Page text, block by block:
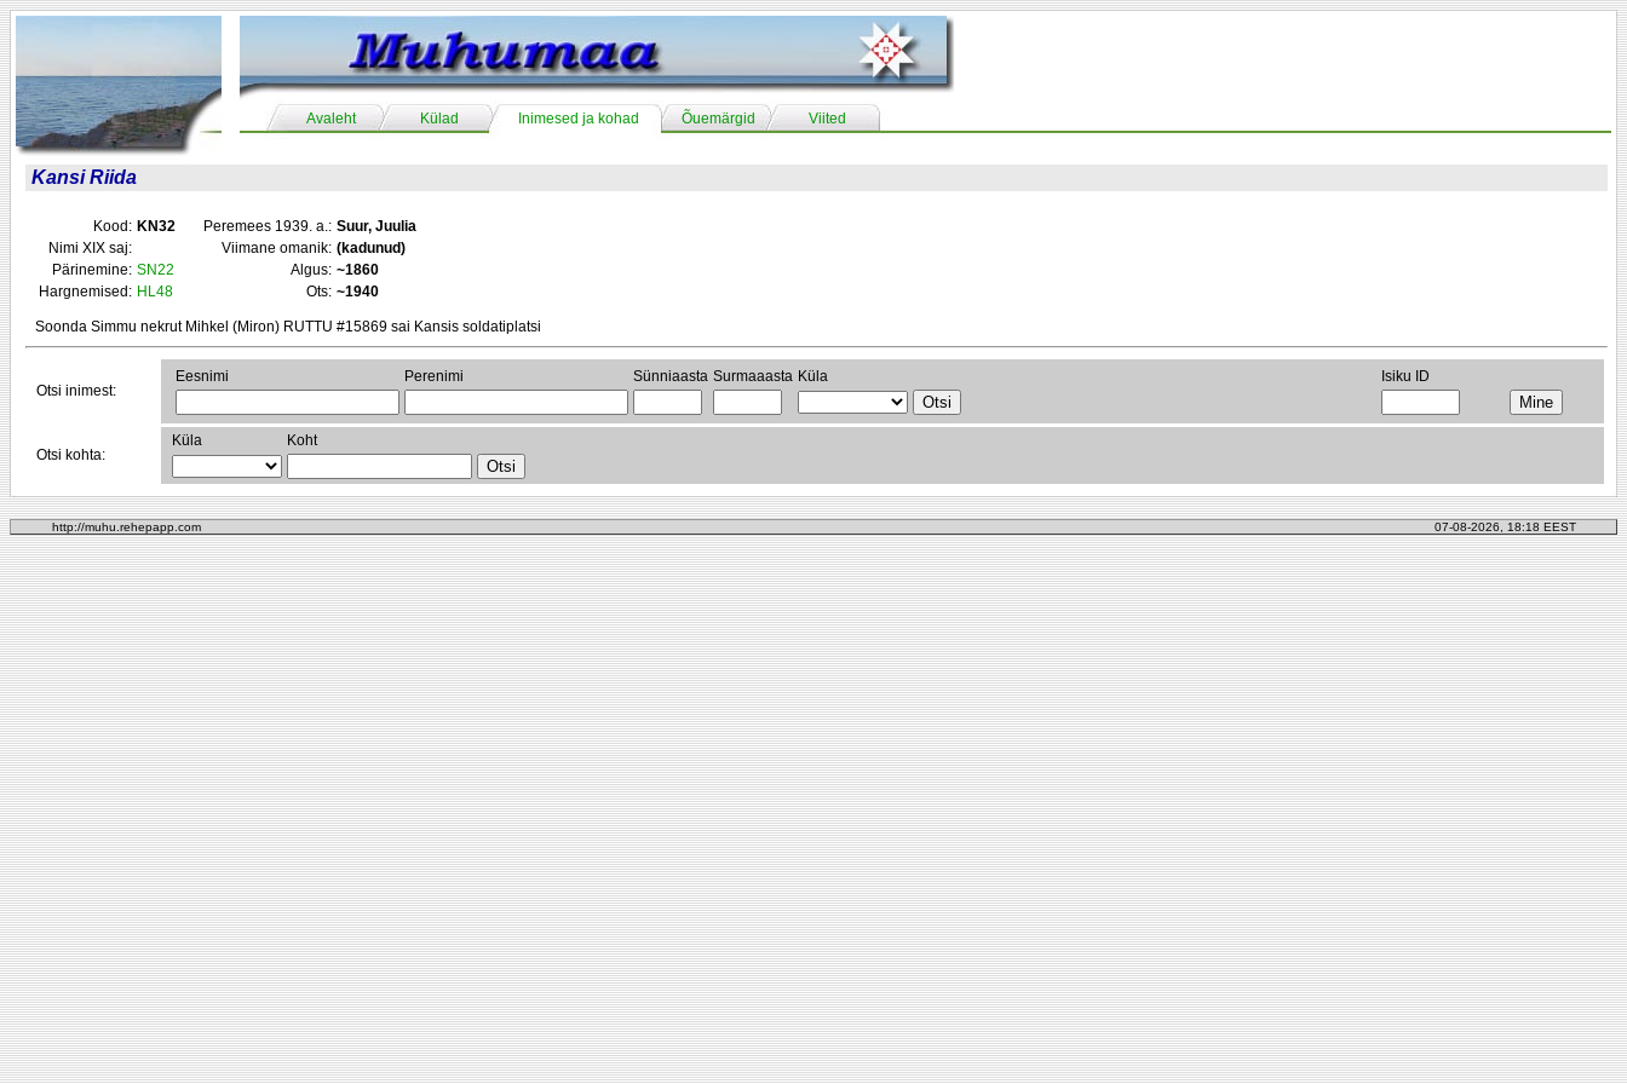
Avaleht Külad Inimesed ja kohad Õuemärgid Viited
Kansi Riida
Kood: KN32 Peremees 1939. a.: Suur, Juulia
Nimi XIX saj:
Viimane omanik: (kadunud)
Pärinemine: SN22 Algus: ~1860
Hargnemised: HL48 Ots: ~1940
Soonda Simmu nekrut Mihkel (Miron) RUTTU #15869 sai Kansis soldatiplatsi
Otsi inimest:
Eesnimi Perenimi Sünniaasta Surmaaasta Küla Isiku ID
Otsi kohta:
Küla Koht
http://muhu.rehepapp.com 07-08-2026, 18:18 EEST